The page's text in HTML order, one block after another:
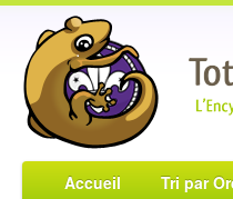
Accueil Tri par